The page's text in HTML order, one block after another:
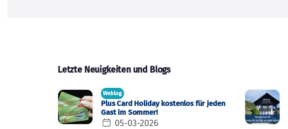
Letzte Neuigkeiten und Blogs
Weblog
Plus Card Holiday kostenlos für jeden
Gast im Sommer!
05-03-2026